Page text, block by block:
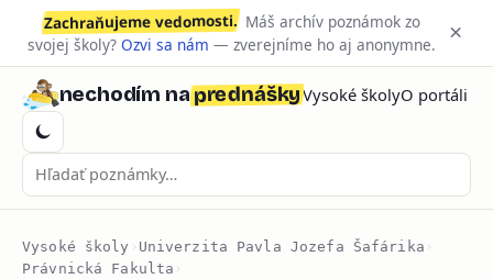
Zachraňujeme vedomosti. Máš archív poznámok zo
svojej školy? Ozvi sa nám — zverejníme ho aj anonymne. ×
nechodím naprednáškyVysoké školyO portáli
Vysoké školy › Univerzita Pavla Jozefa Šafárika ›
Právnická Fakulta ›